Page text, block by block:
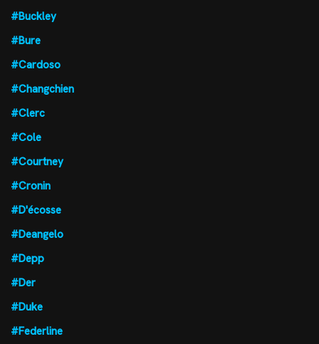
#Buckley
#Bure
#Cardoso
#Changchien
#Clerc
#Cole
#Courtney
#Cronin
#D'écosse
#Deangelo
#Depp
#Der
#Duke
#Federline